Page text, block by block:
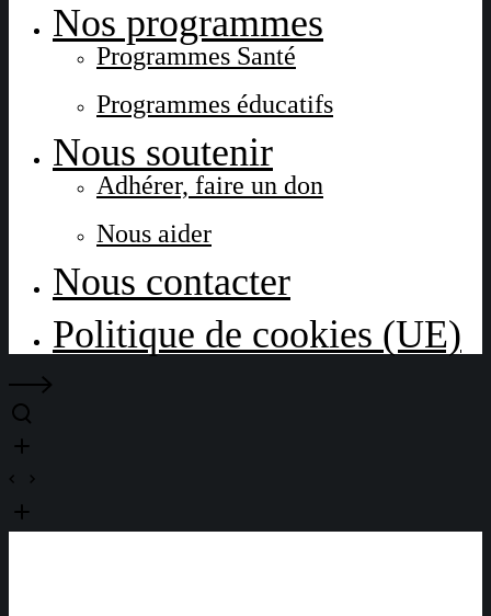
Nos programmes
Programmes Santé
Programmes éducatifs
Nous soutenir
Adhérer, faire un don
Nous aider
Nous contacter
Politique de cookies (UE)